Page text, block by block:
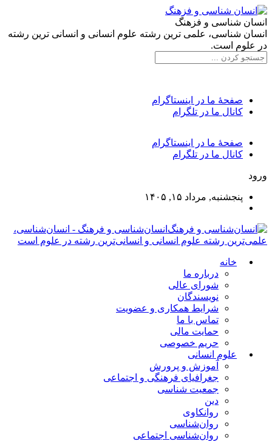
انسان شناسی و فزهنگ
انسان شناسی، علمی ترین رشته علوم انسانی و انسانی ترین رشته
در علوم است.
صفحۀ ما در اینستاگرام
کانال ما در تلگرام
صفحۀ ما در اینستاگرام
کانال ما در تلگرام
ورود
پنجشنبه, مرداد ۱۵, ۱۴۰۵
انسان‌شناسی و فرهنگ - انسان‌شناسی،
علمی‌ترین رشته علوم انسانی و انسانی‌ترین رشته در علوم است
خانه
درباره ما
شورای عالی
نویسندگان
شرایط همکاری و عضویت
تماس با ما
حمایت مالی
حریم خصوصی
علوم انسانی
آموزش و پرورش
جغرافیای فرهنگی و اجتماعی
جمعیت شناسی
دین
روانکاوی
روان‌شناسی
روان‌شناسی اجتماعی